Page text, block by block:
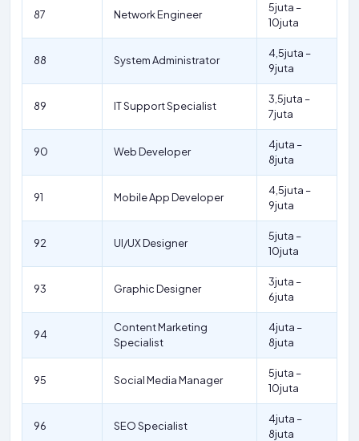
87 Network Engineer
5juta –
10juta
88 System Administrator
4,5juta –
9juta
89 IT Support Specialist
3,5juta –
7juta
90 Web Developer
4juta –
8juta
91 Mobile App Developer
4,5juta –
9juta
92 UI/UX Designer
5juta –
10juta
93 Graphic Designer
3juta –
6juta
94
Content Marketing
Specialist
4juta –
8juta
95 Social Media Manager
5juta –
10juta
96 SEO Specialist
4juta –
8juta